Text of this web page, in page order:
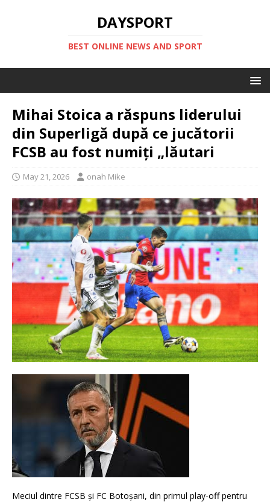
DAYSPORT
BEST ONLINE NEWS AND SPORT
Mihai Stoica a răspuns liderului
din Superligă după ce jucătorii
FCSB au fost numiți „lăutari
May 21, 2026 onah Mike
Meciul dintre FCSB și FC Botoșani, din primul play-off pentru